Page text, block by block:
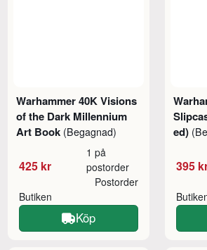
Warhammer 40K Visions
of the Dark Millennium
Art Book (Begagnad)
425 kr
1 på
postorder
Butiken
Postorder
Köp
ed)
395